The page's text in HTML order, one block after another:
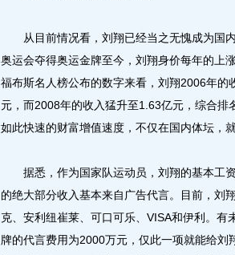
从目前情况看，刘翔已经当之无愧成为国
奥运会夺得奥运金牌至今，刘翔身价每年的上
福布斯名人榜公布的数字来看，刘翔2006年
元，而2008年的收入猛升至1.63亿元，综合排
如此快速的财富增值速度，不仅在国内体坛，
据悉，作为国家队运动员，刘翔的基本工
的绝大部分收入基本来自广告代言。目前，刘
克、安利纽崔莱、可口可乐、VISA和伊利。有
牌的代言费用为2000万元，仅此一项就能给刘